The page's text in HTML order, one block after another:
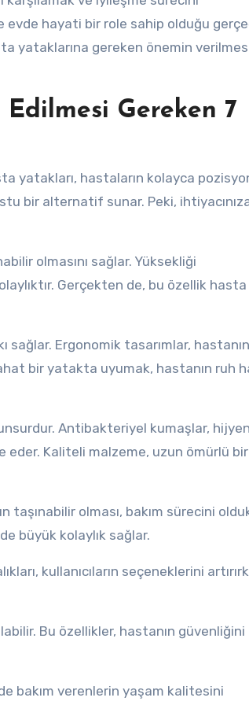
hayati bir role sahip olduğu
yataklarına gereken önemin
Gereken 7
yatakları, hastaların kolayca
bir alternatif sunar. Peki,
olmasını sağlar. Yüksekliği
Gerçekten de, bu özellik hasta
Ergonomik tasarımlar, hastanın
bir yatakta uyumak, hastanın ruh
Antibakteriyel kumaşlar, hijyen
eder. Kaliteli malzeme, uzun ömürlü bir
olması, bakım sürecini
büyük kolaylık sağlar.
kullanıcıların seçeneklerini
Bu özellikler, hastanın güvenliğini
bakım verenlerin yaşam kalitesini